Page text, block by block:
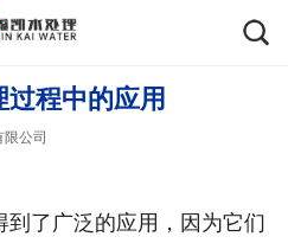
程中的应用
公司
到了广泛的应用，因为它们